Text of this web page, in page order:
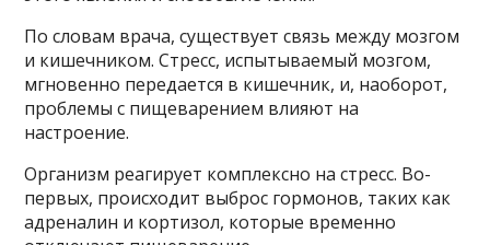
По словам врача, существует связь между мозгом
и кишечником. Стресс, испытываемый мозгом,
мгновенно передается в кишечник, и, наоборот,
проблемы с пищеварением влияют на
настроение.
Организм реагирует комплексно на стресс. Во-
первых, происходит выброс гормонов, таких как
адреналин и кортизол, которые временно